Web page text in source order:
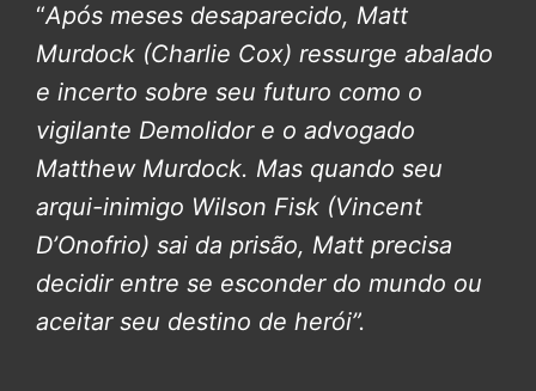
“Após meses desaparecido, Matt
Murdock (Charlie Cox) ressurge abalado
e incerto sobre seu futuro como o
vigilante Demolidor e o advogado
Matthew Murdock. Mas quando seu
arqui-inimigo Wilson Fisk (Vincent
D’Onofrio) sai da prisão, Matt precisa
decidir entre se esconder do mundo ou
aceitar seu destino de herói”.